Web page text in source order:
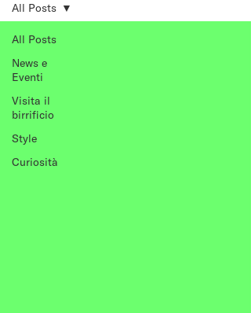
All Posts
News e
Eventi
Visita il
birrificio
Style
Curiosità
All Posts